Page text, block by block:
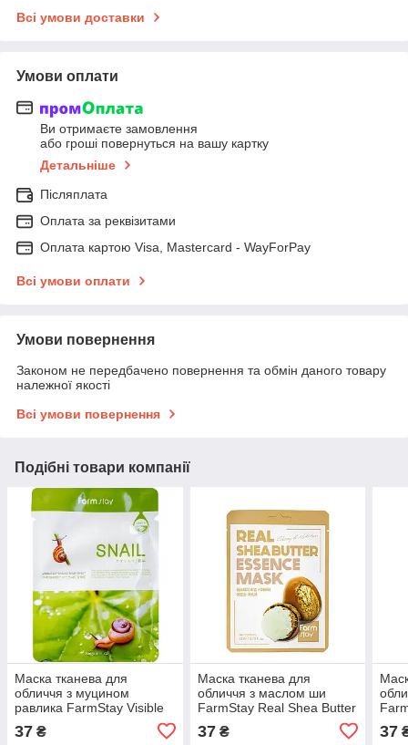
Всі умови доставки
Умови оплати
Ви отримаєте замовлення
або гроші повернуться на вашу картку
Детальніше
Післяплата
Оплата за реквізитами
Оплата картою Visa, Mastercard - WayForPay
Всі умови оплати
Умови повернення
Законом не передбачено повернення та обмін даного товару
належної якості
Всі умови повернення
Подібні товари компанії
Маска тканева для
обличчя з муцином
равлика FarmStay Visible
Snail 23 мл
37 ₴
Маска тканева для
обличчя з маслом ши
FarmStay Real Shea Butter
37₴
мл
37